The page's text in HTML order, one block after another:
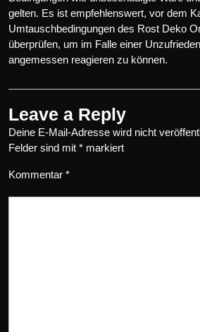
gelten. Es ist empfehlenswert, vor dem
Umtauschbedingungen des Rost Deko
überprüfen, um im Falle einer
angemessen reagieren zu können.
Leave a Reply
Deine E-Mail-Adresse wird nicht
Felder sind mit * markiert
Kommentar *